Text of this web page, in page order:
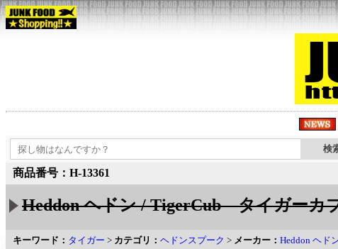
商品番号：H-13361
Heddon ヘドン / TigerCub タイガーカ
キーワード： タイガー > カテゴリ： ヘドンスプーク > メーカー： Heddon ヘド